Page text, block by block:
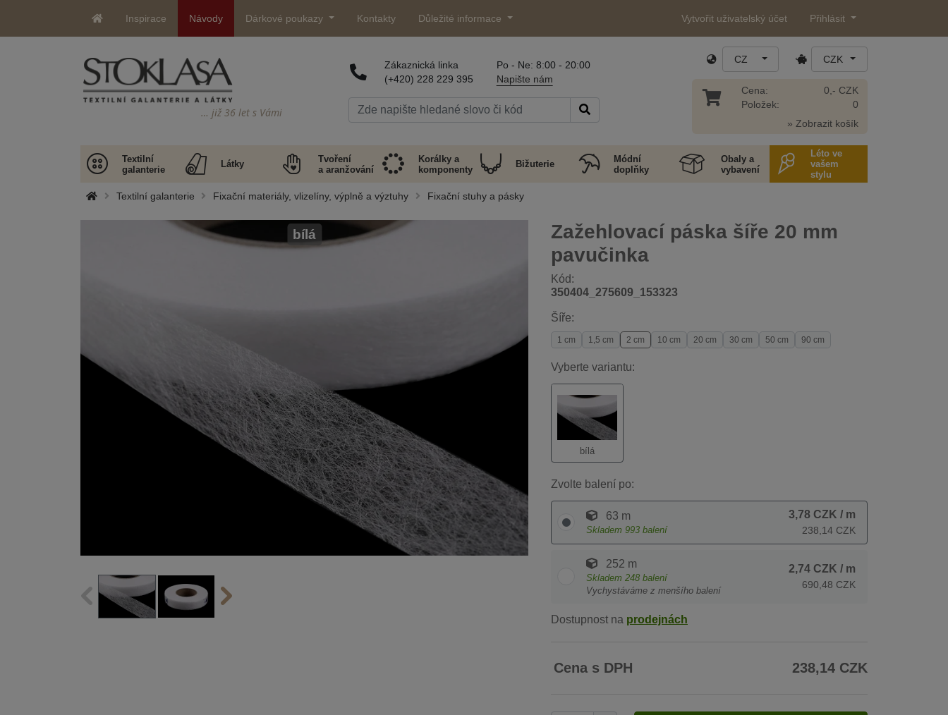
Inspirace Návody Dárkové poukazy Kontakty Důležité informace Vytvořit uživatelský účet Přihlásit
… již 36 let s Vámi
Zákaznická linka
(+420) 228 229 395
Po - Ne: 8:00 - 20:00
Napište nám
CZ CZK
Cena:
Položek:
0,- CZK
0
» Zobrazit košík
Textilní
galanterie
Látky
Tvoření
a aranžování
Korálky a
komponenty
Bižuterie
Módní
doplňky
Obaly a
vybavení
Léto ve
vašem
stylu
Textilní galanterie Fixační materiály, vlizelíny, výplně a výztuhy Fixační stuhy a pásky
Zažehlovací páska šíře 20 mm
pavučinka
Kód:
350404_275609_153323
bílá
Šíře:
1 cm 1,5 cm 2 cm 10 cm 20 cm 30 cm 50 cm 90 cm
Vyberte variantu:
bílá
Zvolte balení po:
63 m
Skladem 993 balení
3,78 CZK / m
238,14 CZK
252 m
Skladem 248 balení
Vychystáváme z menšího balení
2,74 CZK / m
690,48 CZK
Dostupnost na prodejnách
Cena s DPH 238,14 CZK